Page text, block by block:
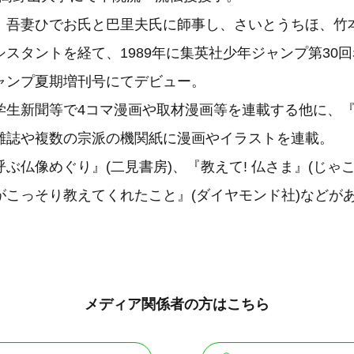
吾妻ひでお氏と巴里夫氏に師事し、さいとうちほ、竹
スタントを経て、1989年に集英社少年ジャンプ第30
プ夏期増刊号にてデビュー。
生新聞等で4コマ漫画や取材漫画等を連載する他に、
や複数の宗派の機関紙に漫画やイラストを連載。
ぶ仏像めぐり』(二見書房)、『教えて! 仏さま』(じゃ
こっそり教えてくれたこと』(ダイヤモンド社)などが
メディア関係者の方はこちら